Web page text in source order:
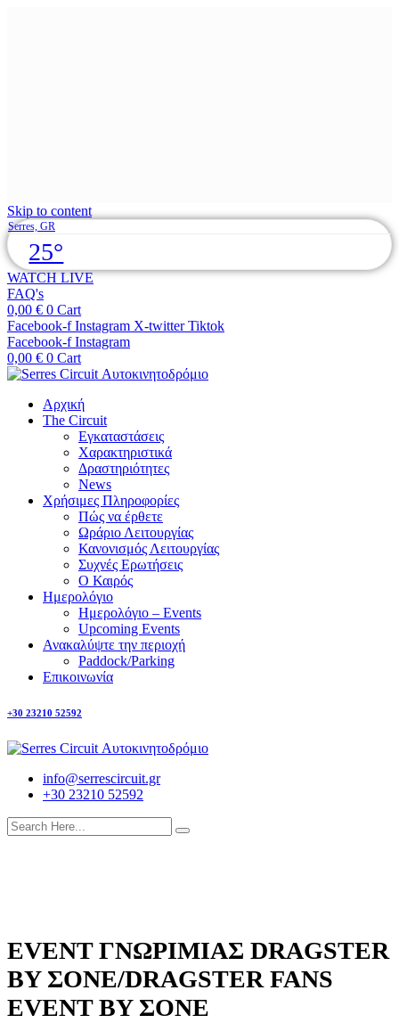
Skip to content
Serres, GR
25°
WATCH LIVE
FAQ's
0,00 € 0 Cart
Facebook-f Instagram X-twitter Tiktok
Facebook-f Instagram
0,00 € 0 Cart
Αρχική
The Circuit
Εγκαταστάσεις
Χαρακτηριστικά
Δραστηριότητες
News
Χρήσιμες Πληροφορίες
Πώς να έρθετε
Ωράριο Λειτουργίας
Κανονισμός Λειτουργίας
Συχνές Ερωτήσεις
Ο Καιρός
Ημερολόγιο
Ημερολόγιο – Events
Upcoming Events
Ανακαλύψτε την περιοχή
Paddock/Parking
Επικοινωνία
+30 23210 52592
info@serrescircuit.gr
+30 23210 52592
EVENT ΓΝΩΡΙΜΙΑΣ DRAGSTER
BY ΣΟΝΕ/DRAGSTER FANS
EVENT BY ΣΟΝΕ